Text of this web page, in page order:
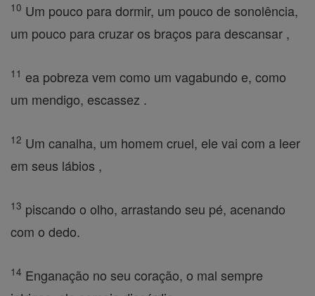
10 Um pouco para dormir, um pouco de sonolência,
um pouco para cruzar os braços para descansar ,
11 ea pobreza vem como um vagabundo e, como
um mendigo, escassez .
12 Um canalha, um homem cruel, ele vai com a leer
em seus lábios ,
13 piscando o olho, arrastando seu pé, acenando
com o dedo.
14 Enganação no seu coração, o mal sempre